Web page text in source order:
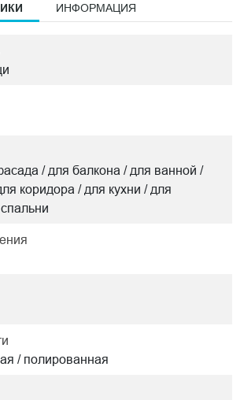
ИНФОРМАЦИЯ
/ для балкона / для ванной /
коридора / для кухни / для
/ полированная